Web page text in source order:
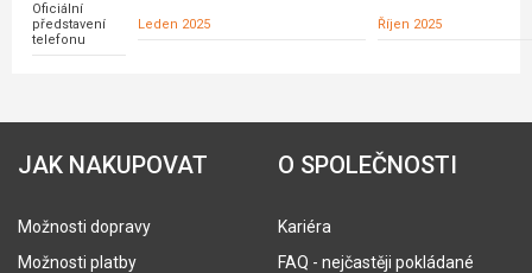
Oficiální
představení
telefonu
Leden 2025 Říjen 2025
JAK NAKUPOVAT
Možnosti dopravy
Možnosti platby
O SPOLEČNOSTI
Kariéra
FAQ - nejčastěji pokládané